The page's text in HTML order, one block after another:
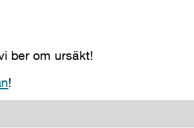
ber om ursäkt!
!